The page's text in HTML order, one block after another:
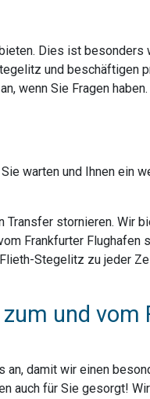
Dies ist besonders
und beschäftigen
wenn Sie Fragen
warten und Ihnen ein
Transfer stornieren. Wir
Frankfurter Flughafen
Stegelitz zu jeder
und vom
an, damit wir einen
auch für Sie gesorgt!